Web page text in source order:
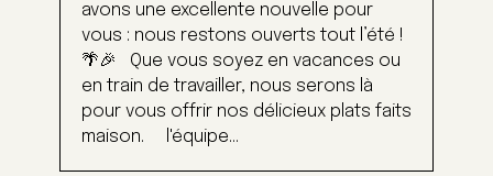
avons une excellente nouvelle pour
vous : nous restons ouverts tout l’été !
🌴🎉 Que vous soyez en vacances ou
en train de travailler, nous serons là
pour vous offrir nos délicieux plats faits
maison. l'équipe...